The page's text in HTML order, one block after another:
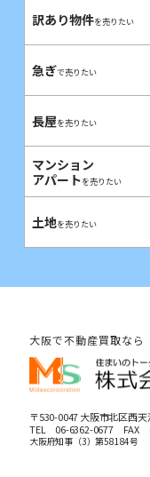
訳あり物件を売りたい
急ぎで売りたい
長屋を売りたい
マンション
アパートを売りたい
土地を売りたい
大阪で不動産買取なら
〒530-0047 大阪市北区西
TEL 06-6362-0677FAX
大阪府知事（3）第58184号